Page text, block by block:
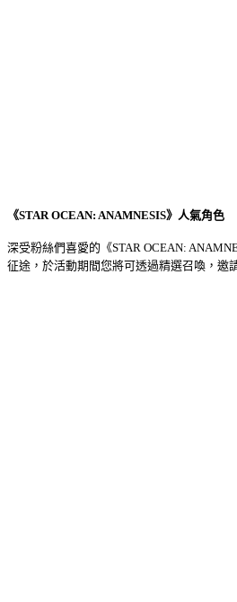
《STAR OCEAN: ANAMNESIS》人氣角色
深受粉絲們喜愛的《STAR OCEAN:
征途，於活動期間您將可透過精選召喚，邀